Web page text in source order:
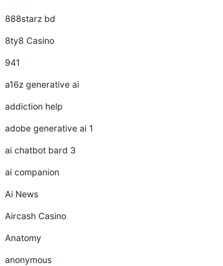
888starz bd
8ty8 Casino
941
a16z generative ai
addiction help
adobe generative ai 1
ai chatbot bard 3
ai companion
Ai News
Aircash Casino
Anatomy
anonymous